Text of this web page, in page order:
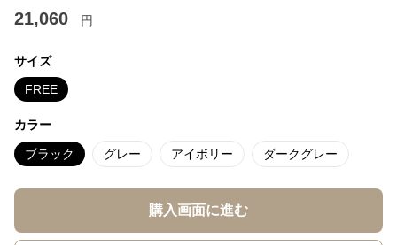
21,060 円
サイズ
FREE
カラー
ブラック グレー アイボリー ダークグレー
購入画面に進む